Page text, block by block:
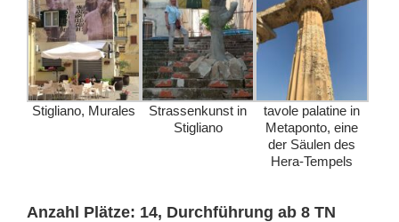
Stigliano, Murales
Strassenkunst in
Stigliano
tavole palatine in
Metaponto, eine
der Säulen des
Hera-Tempels
Anzahl Plätze: 14, Durchführung ab 8 TN